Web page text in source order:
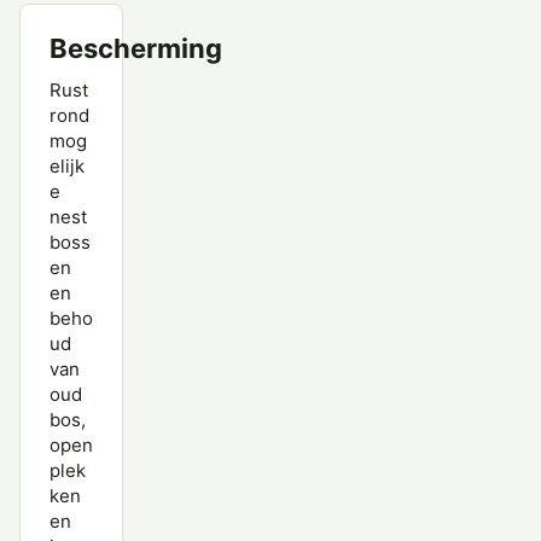
Bescherming
Rust
rond
mog
elijk
e
nest
boss
en
en
beho
ud
van
oud
bos,
open
plek
ken
en